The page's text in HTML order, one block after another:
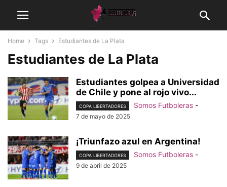
Home Tags Estudiantes de La Plata
Estudiantes de La Plata
Estudiantes golpea a Universidad
de Chile y pone al rojo vivo...
COPA LIBERTADORES Somos Futboleras -
7 de mayo de 2025
¡Triunfazo azul en Argentina!
COPA LIBERTADORES Somos Futboleras -
9 de abril de 2025